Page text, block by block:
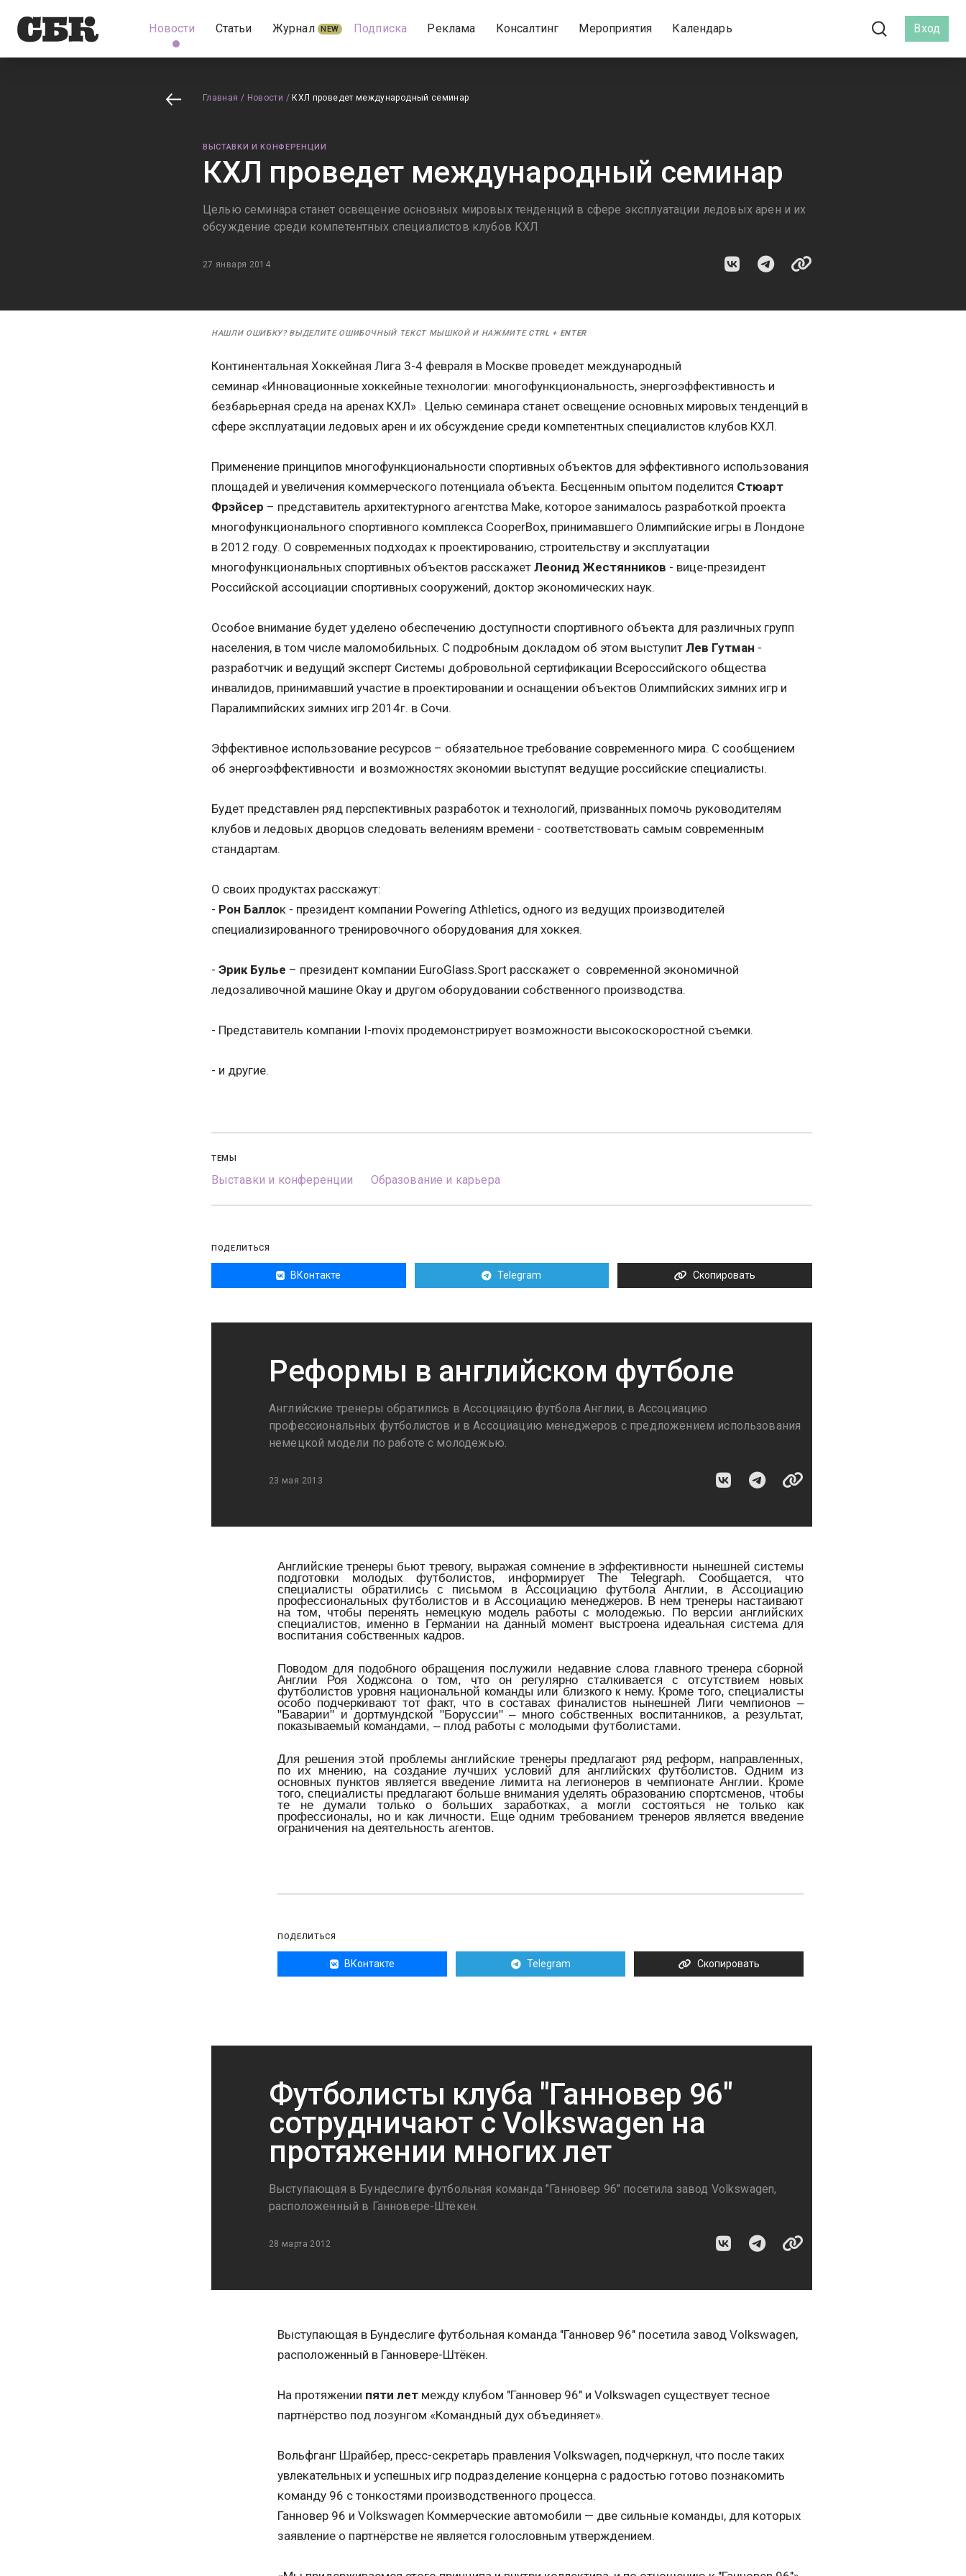
Новости Статьи Журнал NEW Подписка Реклама Консалтинг Мероприятия Календарь Вход
Главная / Новости / КХЛ проведет международный семинар
ВЫСТАВКИ И КОНФЕРЕНЦИИ
КХЛ проведет международный семинар
Целью семинара станет освещение основных мировых тенденций в сфере эксплуатации ледовых арен и их
обсуждение среди компетентных специалистов клубов КХЛ
27 января 2014
НАШЛИ ОШИБКУ? ВЫДЕЛИТЕ ОШИБОЧНЫЙ ТЕКСТ МЫШКОЙ И НАЖМИТЕ CTRL + ENTER
Континентальная Хоккейная Лига 3-4 февраля в Москве проведет международный
семинар «Инновационные хоккейные технологии: многофункциональность, энергоэффективность и
безбарьерная среда на аренах КХЛ» . Целью семинара станет освещение основных мировых тенденций в
сфере эксплуатации ледовых арен и их обсуждение среди компетентных специалистов клубов КХЛ.
Применение принципов многофункциональности спортивных объектов для эффективного использования
площадей и увеличения коммерческого потенциала объекта. Бесценным опытом поделится Стюарт
Фрэйсер – представитель архитектурного агентства Make, которое занималось разработкой проекта
многофункционального спортивного комплекса CooperBox, принимавшего Олимпийские игры в Лондоне
в 2012 году. О современных подходах к проектированию, строительству и эксплуатации
многофункциональных спортивных объектов расскажет Леонид Жестянников - вице-президент
Российской ассоциации спортивных сооружений, доктор экономических наук.
Особое внимание будет уделено обеспечению доступности спортивного объекта для различных групп
населения, в том числе маломобильных. С подробным докладом об этом выступит Лев Гутман -
разработчик и ведущий эксперт Системы добровольной сертификации Всероссийского общества
инвалидов, принимавший участие в проектировании и оснащении объектов Олимпийских зимних игр и
Паралимпийских зимних игр 2014г. в Сочи.
Эффективное использование ресурсов – обязательное требование современного мира. С сообщением
об энергоэффективности и возможностях экономии выступят ведущие российские специалисты.
Будет представлен ряд перспективных разработок и технологий, призванных помочь руководителям
клубов и ледовых дворцов следовать велениям времени - соответствовать самым современным
стандартам.
О своих продуктах расскажут:
- Рон Баллок - президент компании Powering Athletics, одного из ведущих производителей
специализированного тренировочного оборудования для хоккея.
- Эрик Булье – президент компании EuroGlass.Sport расскажет о современной экономичной
ледозаливочной машине Okay и другом оборудовании собственного производства.
- Представитель компании I-movix продемонстрирует возможности высокоскоростной съемки.
- и другие.
ТЕМЫ
Выставки и конференции Образование и карьера
ПОДЕЛИТЬСЯ
ВКонтакте Telegram Скопировать
Реформы в английском футболе
Английские тренеры обратились в Ассоциацию футбола Англии, в Ассоциацию
профессиональных футболистов и в Ассоциацию менеджеров с предложением использования
немецкой модели по работе с молодежью.
23 мая 2013
Английские тренеры бьют тревогу, выражая сомнение в эффективности нынешней системы
подготовки молодых футболистов, информирует The Telegraph. Сообщается, что
специалисты обратились с письмом в Ассоциацию футбола Англии, в Ассоциацию
профессиональных футболистов и в Ассоциацию менеджеров. В нем тренеры настаивают
на том, чтобы перенять немецкую модель работы с молодежью. По версии английских
специалистов, именно в Германии на данный момент выстроена идеальная система для
воспитания собственных кадров.
Поводом для подобного обращения послужили недавние слова главного тренера сборной
Англии Роя Ходжсона о том, что он регулярно сталкивается с отсутствием новых
футболистов уровня национальной команды или близкого к нему. Кроме того, специалисты
особо подчеркивают тот факт, что в составах финалистов нынешней Лиги чемпионов –
"Баварии" и дортмундской "Боруссии" – много собственных воспитанников, а результат,
показываемый командами, – плод работы с молодыми футболистами.
Для решения этой проблемы английские тренеры предлагают ряд реформ, направленных,
по их мнению, на создание лучших условий для английских футболистов. Одним из
основных пунктов является введение лимита на легионеров в чемпионате Англии. Кроме
того, специалисты предлагают больше внимания уделять образованию спортсменов, чтобы
те не думали только о больших заработках, а могли состояться не только как
профессионалы, но и как личности. Еще одним требованием тренеров является введение
ограничения на деятельность агентов.
ПОДЕЛИТЬСЯ
ВКонтакте Telegram Скопировать
Футболисты клуба "Ганновер 96"
сотрудничают с Volkswagen на
протяжении многих лет
Выступающая в Бундеслиге футбольная команда "Ганновер 96" посетила завод Volkswagen,
расположенный в Ганновере-Штёкен.
28 марта 2012
Выступающая в Бундеслиге футбольная команда "Ганновер 96" посетила завод Volkswagen,
расположенный в Ганновере-Штёкен.
На протяжении пяти лет между клубом "Ганновер 96" и Volkswagen существует тесное
партнёрство под лозунгом «Командный дух объединяет».
Вольфганг Шрайбер, пресс-секретарь правления Volkswagen, подчеркнул, что после таких
увлекательных и успешных игр подразделение концерна с радостью готово познакомить
команду 96 с тонкостями производственного процесса.
Ганновер 96 и Volkswagen Коммерческие автомобили — две сильные команды, для которых
заявление о партнёрстве не является голословным утверждением.